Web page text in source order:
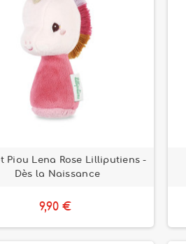
Piou Lena Rose Lilliputiens -
Dès la Naissance
9,90 €